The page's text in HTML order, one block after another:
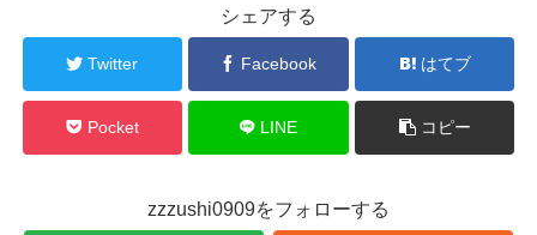
シェアする
Twitter Facebook はてブ
Pocket LINE コピー
zzzushi0909をフォローする